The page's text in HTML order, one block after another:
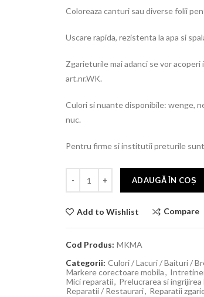
Coloreaza canturi sau diverse folii
Uscare rapida, rezistenta la apa si
Zgarieturile mai adanci se vor
art.nr.WK.
Culori si nuante disponibile: wenge,
nuc.
Pentru firme si institutii preturile
ADAUGĂ ÎN COȘ
Add to Wishlist Compare
Cod Produs: MKMA
Categorii: Culori / Lacuri / Baituri /
Markere corectoare mobila,
Mici reparatii, Prelucrarea si ingrijirea
Reparatii / Restaurari, Reparatii